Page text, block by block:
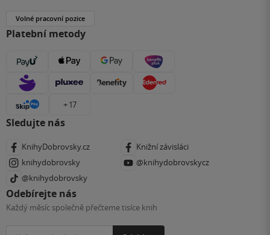
Volné pracovní pozice
Platební metody
+ 17
Sledujte nás
KnihyDobrovsky.cz
Knižní závisláci
knihydobrovsky
@knihydobrovskycz
@knihydobrovsky
Odebírejte nás
Každý měsíc společně přečteme tisíce knih